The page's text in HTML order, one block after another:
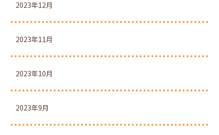
2023年12月
2023年11月
2023年10月
2023年9月